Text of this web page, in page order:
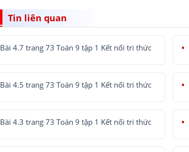
Tin liên quan
Bài 4.7 trang 73 Toán 9 tập 1 Kết nối tri thức
Bài 4.5 trang 73 Toán 9 tập 1 Kết nối tri thức
Bài 4.3 trang 73 Toán 9 tập 1 Kết nối tri thức